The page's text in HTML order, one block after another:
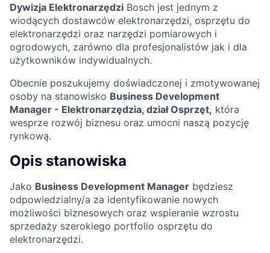
Dywizja Elektronarzędzi Bosch jest jednym z
wiodących dostawców elektronarzędzi, osprzętu do
elektronarzędzi oraz narzędzi pomiarowych i
ogrodowych, zarówno dla profesjonalistów jak i dla
użytkowników indywidualnych.
Obecnie poszukujemy doświadczonej i zmotywowanej
osoby na stanowisko Business Development
Manager - Elektronarzędzia, dział Osprzęt, która
wesprze rozwój biznesu oraz umocni naszą pozycję
rynkową.
Opis stanowiska
Jako Business Development Manager będziesz
odpowiedzialny/a za identyfikowanie nowych
możliwości biznesowych oraz wspieranie wzrostu
sprzedaży szerokiego portfolio osprzętu do
elektronarzędzi.